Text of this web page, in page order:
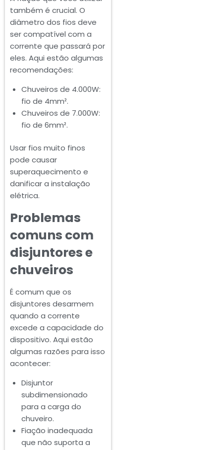
também é crucial. O
diâmetro dos fios deve
ser compatível com a
corrente que passará por
eles. Aqui estão algumas
recomendações:
Chuveiros de 4.000W:
fio de 4mm².
Chuveiros de 7.000W:
fio de 6mm².
Usar fios muito finos
pode causar
superaquecimento e
danificar a instalação
elétrica.
Problemas
comuns com
disjuntores e
chuveiros
É comum que os
disjuntores desarmem
quando a corrente
excede a capacidade do
dispositivo. Aqui estão
algumas razões para isso
acontecer:
Disjuntor
subdimensionado
para a carga do
chuveiro.
Fiação inadequada
que não suporta a